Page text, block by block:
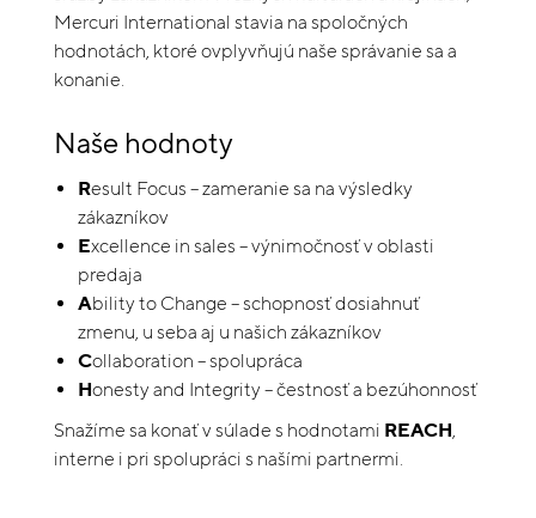
Mercuri International stavia na spoločných
hodnotách, ktoré ovplyvňujú naše správanie sa a
konanie.
Naše hodnoty
Result Focus – zameranie sa na výsledky
zákazníkov
Excellence in sales – výnimočnosť v oblasti
predaja
Ability to Change – schopnosť dosiahnuť
zmenu, u seba aj u našich zákazníkov
Collaboration – spolupráca
Honesty and Integrity – čestnosť a bezúhonnosť
Snažíme sa konať v súlade s hodnotami REACH,
interne i pri spolupráci s našími partnermi.